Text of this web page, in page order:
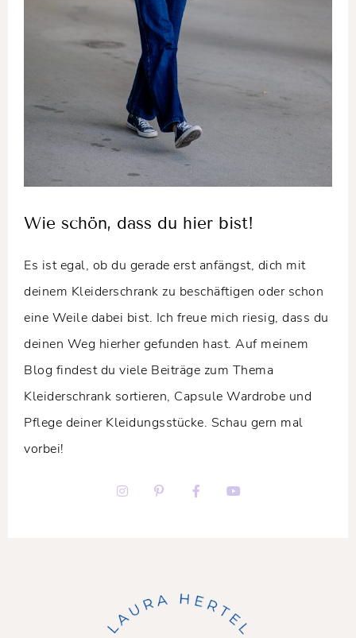
Wie schön, dass du hier bist!
Es ist egal, ob du gerade erst anfängst, dich mit
deinem Kleiderschrank zu beschäftigen oder schon
eine Weile dabei bist. Ich freue mich riesig, dass du
deinen Weg hierher gefunden hast. Auf meinem
Blog findest du viele Beiträge zum Thema
Kleiderschrank sortieren, Capsule Wardrobe und
Pflege deiner Kleidungsstücke. Schau gern mal
vorbei!